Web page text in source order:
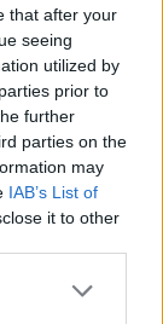
that after your
seeing
utilized by
prior to
further
parties on the
may
IAB’s List of
it to other
more Google